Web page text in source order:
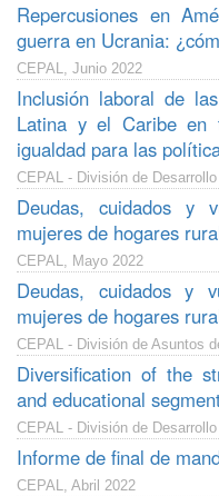
Repercusiones en
guerra en Ucrania:
CEPAL, Junio 2022
Inclusión laboral de
Latina y el Caribe en
igualdad para las
CEPAL - División de
Deudas, cuidados y
mujeres de hogares
CEPAL, Mayo 2022
Deudas, cuidados y
mujeres de hogares
CEPAL - División de Asuntos
Diversification of the
and educational
CEPAL - División de
Informe de final de
CEPAL, Abril 2022